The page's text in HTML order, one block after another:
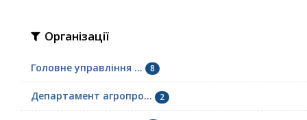
Організації
Головне управління ... 8
Департамент агропро... 2